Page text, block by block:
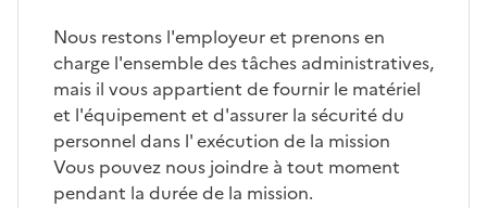
Nous restons l'employeur et prenons en
charge l'ensemble des tâches administratives,
mais il vous appartient de fournir le matériel
et l'équipement et d'assurer la sécurité du
personnel dans l' exécution de la mission
Vous pouvez nous joindre à tout moment
pendant la durée de la mission.